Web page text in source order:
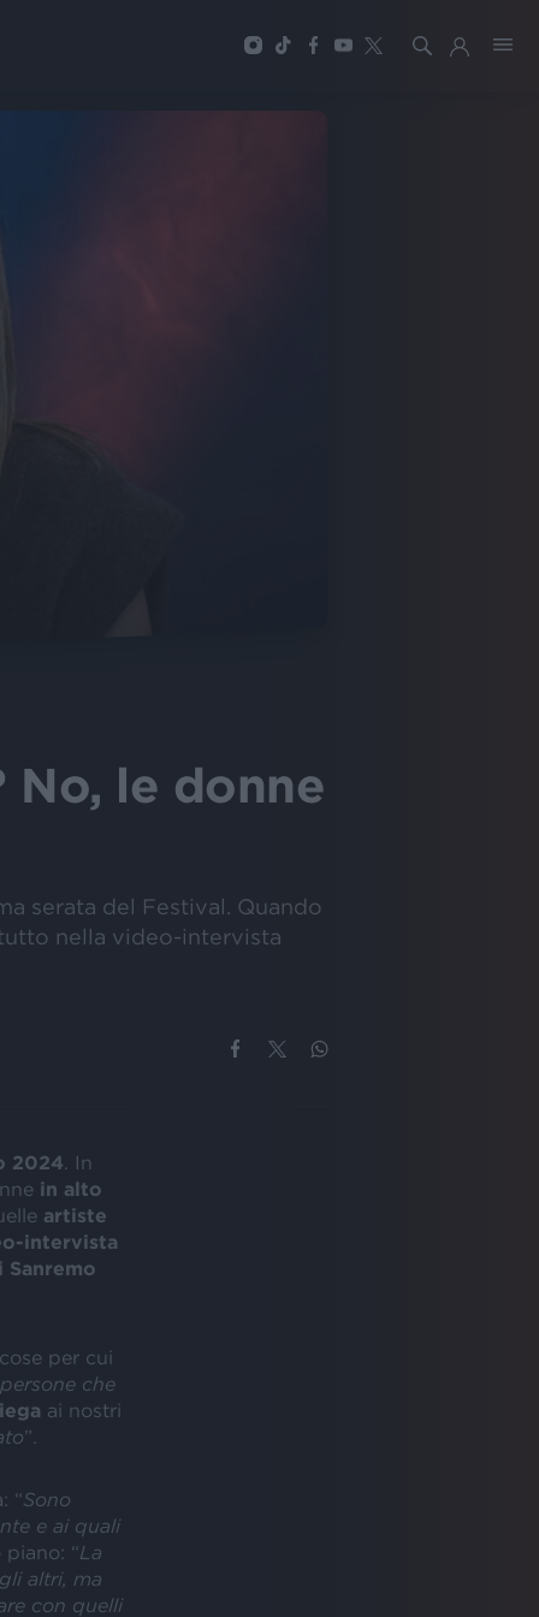
No, le donne
serata del Festival. Quando
nella video-intervista
2024 . In
in alto
artiste
intervista
Sanremo
per cui
che
ai nostri
”.
“Sono
e ai quali
“La
altri, ma
con quelli